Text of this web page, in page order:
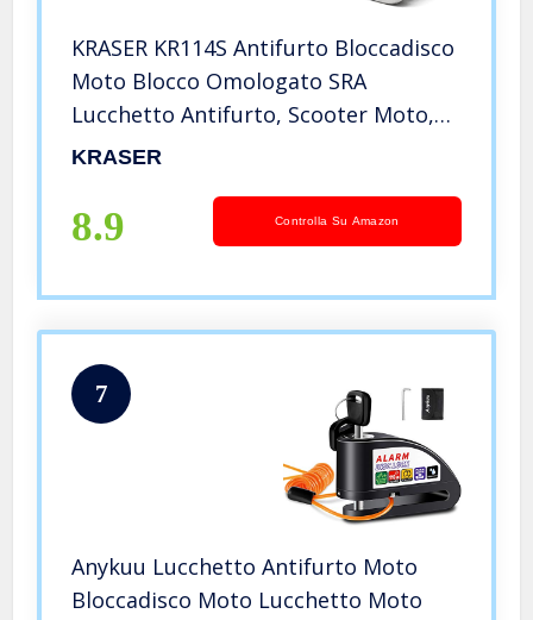
KRASER KR114S Antifurto Bloccadisco
Moto Blocco Omologato SRA
Lucchetto Antifurto, Scooter Moto,
Albero di Bloccaggio da 14 mm,
Cavetto
KRASER
8.9 Controlla Su Amazon
7
Anykuu Lucchetto Antifurto Moto
Bloccadisco Moto Lucchetto Moto